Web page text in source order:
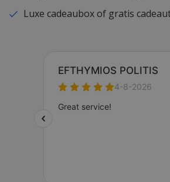
Luxe cadeaubox of gratis